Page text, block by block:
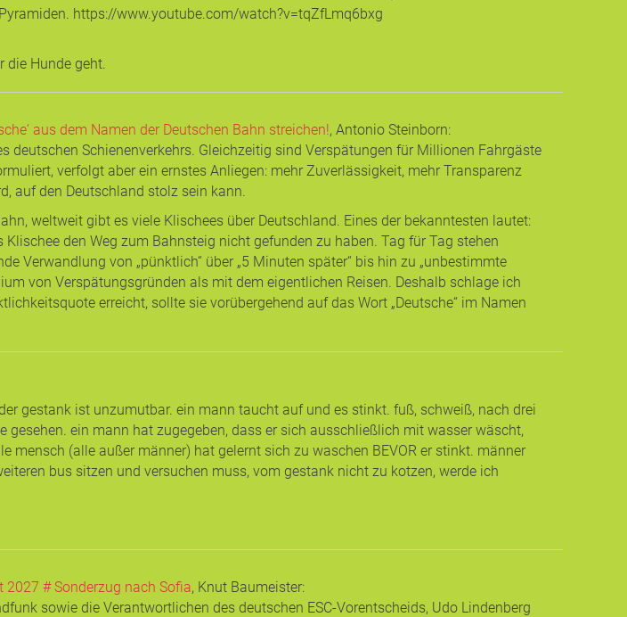
https://www.youtube.com/watch?v=tqZfLmq6bxg
die Hunde geht.
aus dem Namen der Deutschen Bahn streichen!, Antonio Steinborn:
deutschen Schienenverkehrs. Gleichzeitig sind Verspätungen für Millionen Fahrgäste
verfolgt aber ein ernstes Anliegen: mehr Zuverlässigkeit, mehr Transparenz
auf den Deutschland stolz sein kann.
weltweit gibt es viele Klischees über Deutschland. Eines der bekanntesten lautet:
den Weg zum Bahnsteig nicht gefunden zu haben. Tag für Tag stehen
Verwandlung von „pünktlich“ über „5 Minuten später“ bis hin zu „unbestimmte
von Verspätungsgründen als mit dem eigentlichen Reisen. Deshalb schlage ich
erreicht, sollte sie vorübergehend auf das Wort „Deutsche“ im Namen
gestank ist unzumutbar. ein mann taucht auf und es stinkt. fuß, schweiß, nach drei
ein mann hat zugegeben, dass er sich ausschließlich mit wasser wäscht,
mensch (alle außer männer) hat gelernt sich zu waschen BEVOR er stinkt. männer
bus sitzen und versuchen muss, vom gestank nicht zu kotzen, werde ich
2027 # Sonderzug nach Sofia, Knut Baumeister:
sowie die Verantwortlichen des deutschen ESC-Vorentscheids, Udo Lindenberg